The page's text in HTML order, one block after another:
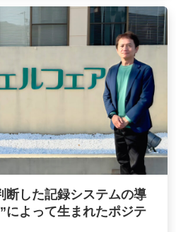
断した記録システムの導
によって生まれたポジテ